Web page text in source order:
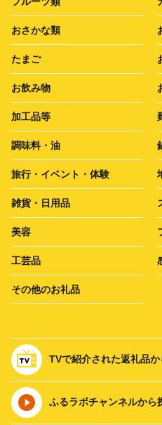
おさかな類
たまご
お飲み物
加工品等
調味料・油
旅行・イベント・体験
雑貨・日用品
美容
工芸品
その他のお礼品
TVで紹介された返礼品
ふるラボチャンネルから